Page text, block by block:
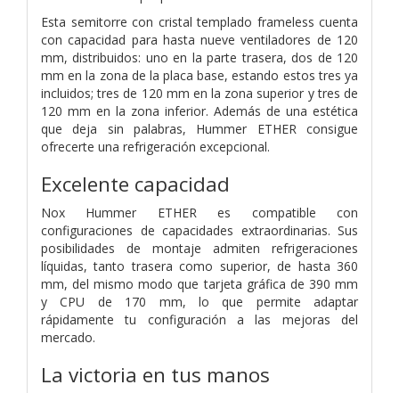
Esta semitorre con cristal templado frameless cuenta
con capacidad para hasta nueve ventiladores de 120
mm, distribuidos: uno en la parte trasera, dos de 120
mm en la zona de la placa base, estando estos tres ya
incluidos; tres de 120 mm en la zona superior y tres de
120 mm en la zona inferior. Además de una estética
que deja sin palabras, Hummer ETHER consigue
ofrecerte una refrigeración excepcional.
Excelente capacidad
Nox Hummer ETHER es compatible con
configuraciones de capacidades extraordinarias. Sus
posibilidades de montaje admiten refrigeraciones
líquidas, tanto trasera como superior, de hasta 360
mm, del mismo modo que tarjeta gráfica de 390 mm
y CPU de 170 mm, lo que permite adaptar
rápidamente tu configuración a las mejoras del
mercado.
La victoria en tus manos